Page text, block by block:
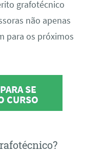
grafotécnico
não apenas
para os próximos
SE
CURSO